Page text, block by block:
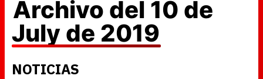
Archivo del 10 de
July de 2019
NOTICIAS